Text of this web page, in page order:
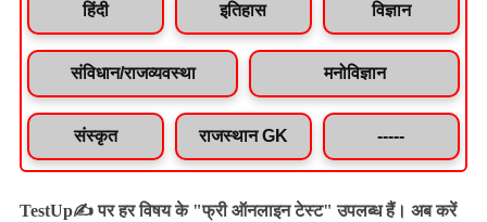
हिंदी इतिहास विज्ञान
संविधान/राजव्यवस्था मनोविज्ञान
संस्कृत राजस्थान GK -----
TestUp✍️ पर हर विषय के "फ्री ऑनलाइन टेस्ट" उपलब्ध हैं। अब करें